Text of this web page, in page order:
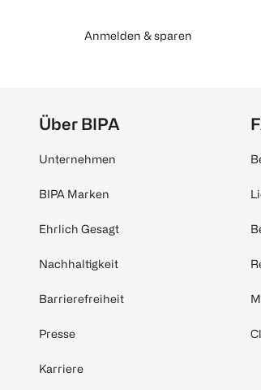
Anmelden & sparen
Über BIPA
Unternehmen
BIPA Marken
Ehrlich Gesagt
Nachhaltigkeit
Barrierefreiheit
Presse
Karriere